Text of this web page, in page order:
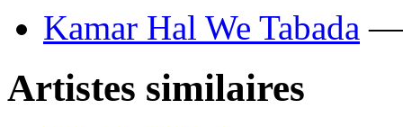
Kamar Hal We Tabada —
Artistes similaires